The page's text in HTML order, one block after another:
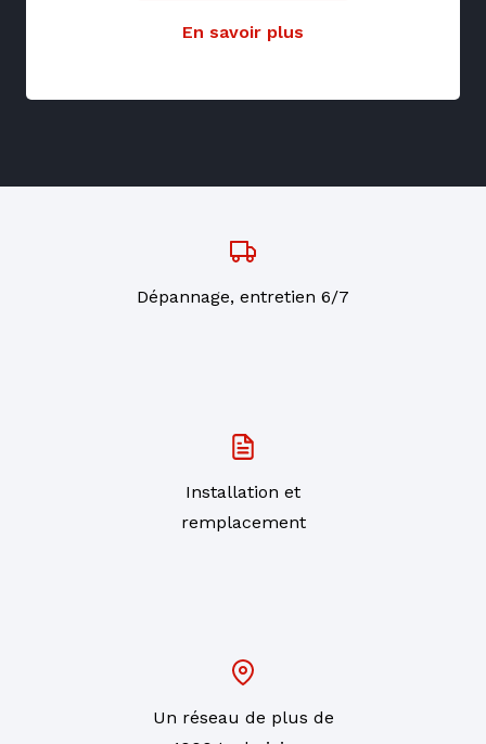
En savoir plus
Dépannage, entretien 6/7
Installation et
remplacement
Un réseau de plus de